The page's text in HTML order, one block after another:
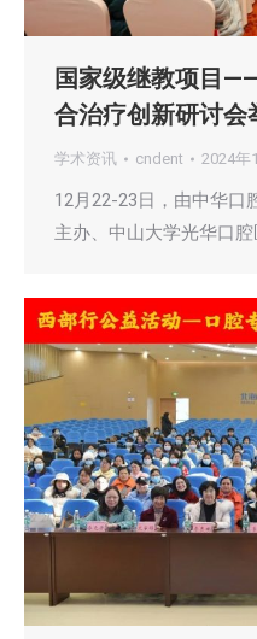
国家级继教项目
合治疗创新研讨会
学术资讯 cndent 2024年
12月22-23日，由中华口
主办、中山大学光华口